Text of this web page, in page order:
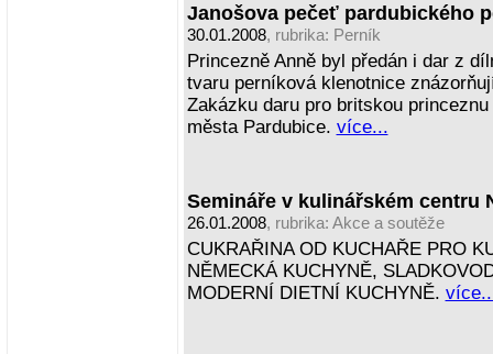
Janošova pečeť pardubického
30.01.2008, rubrika: Perník
Princezně Anně byl předán i dar z
tvaru perníková klenotnice
Zakázku daru pro britskou
města Pardubice. více...
Semináře v kulinářském centru
26.01.2008, rubrika: Akce a soutěže
CUKRAŘINA OD KUCHAŘE PRO
NĚMECKÁ KUCHYNĚ,
MODERNÍ DIETNÍ KUCHYNĚ.